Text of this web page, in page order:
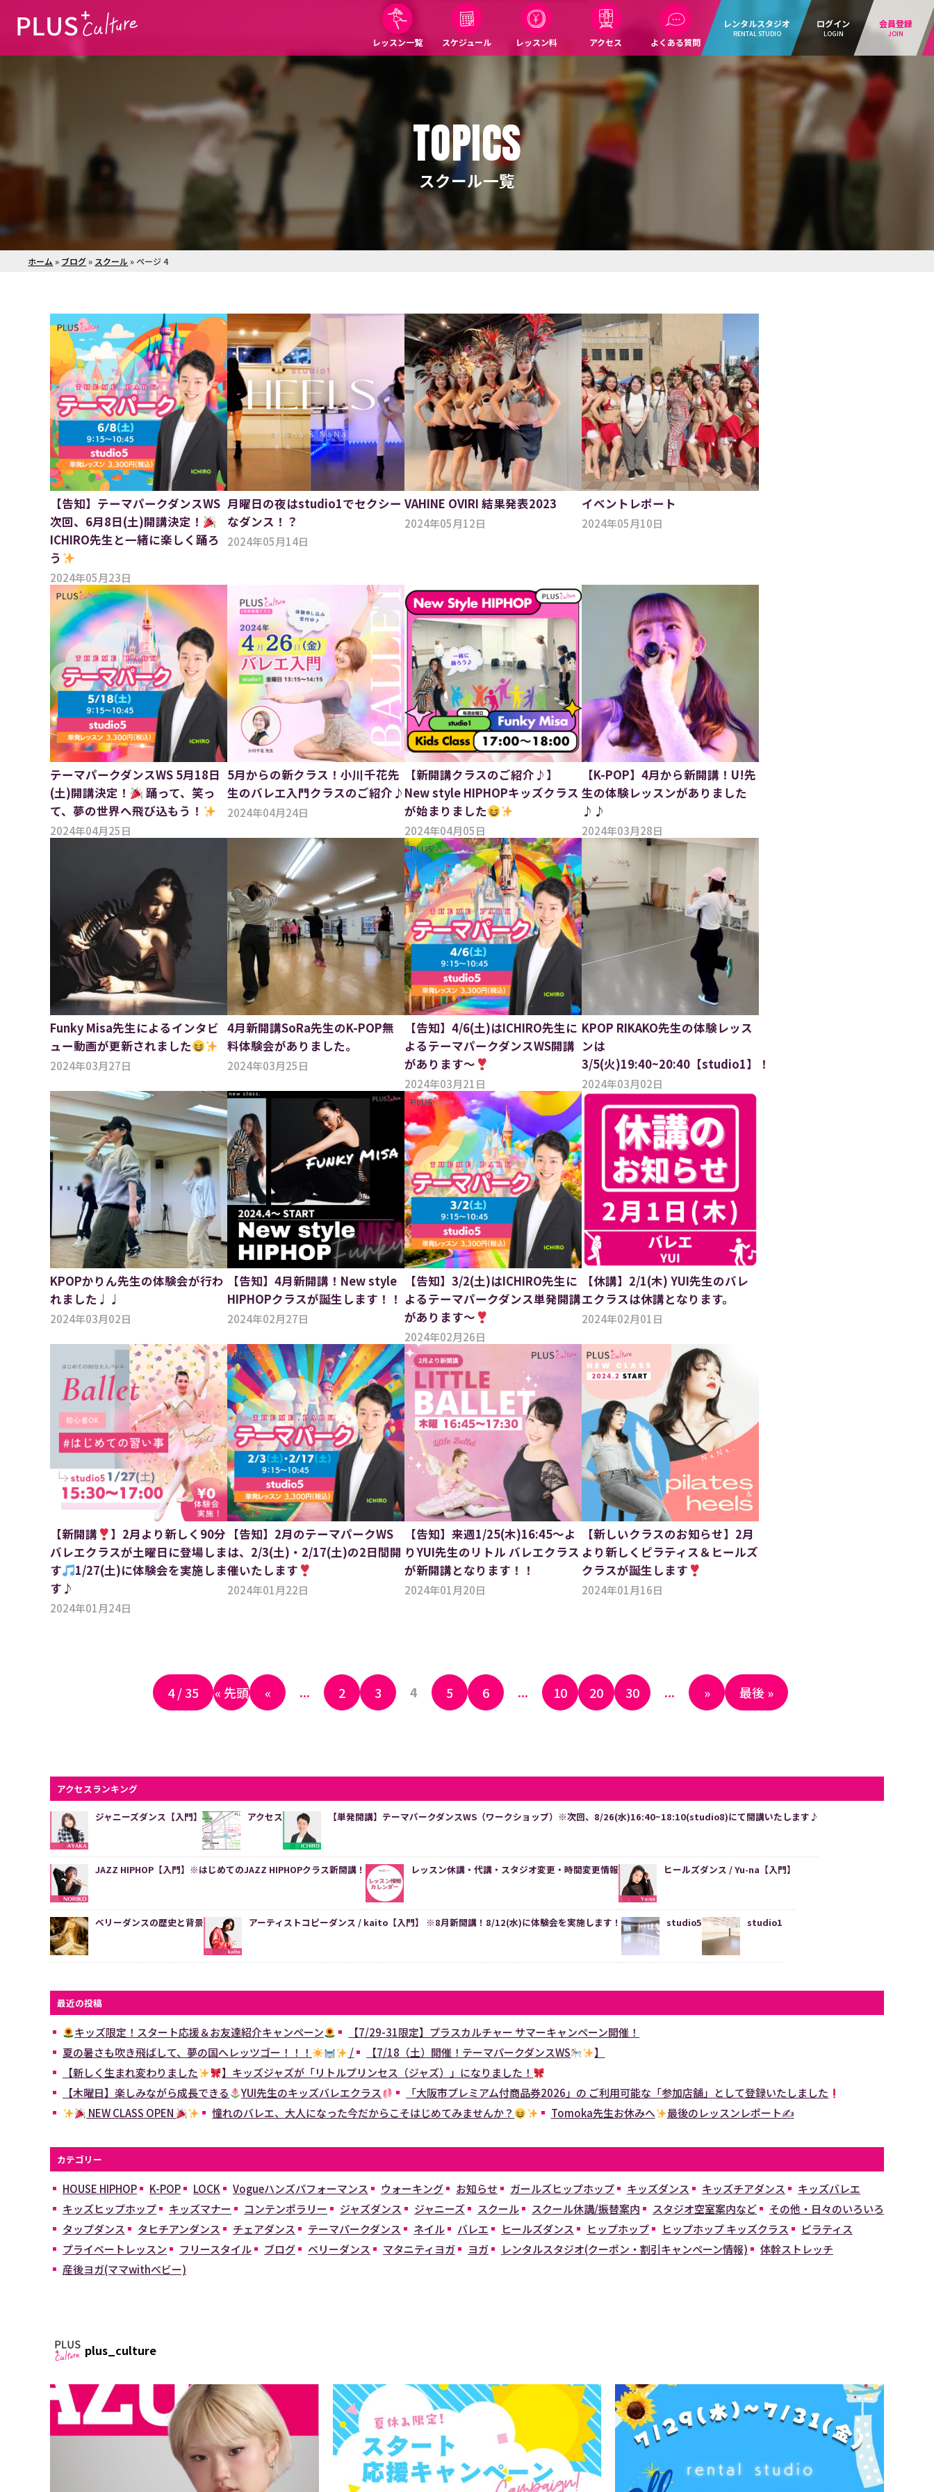
レッスン一覧 スケジュール レッスン料 アクセス よくある質問
レンタルスタジオ
RENTAL STUDIO
ログイン
LOGIN
会員登録
JOIN
TOPICS
スクール一覧
ホーム » ブログ» スクール » ページ 4
【告知】テーマパークダンスWS
次回、6月8日(土)開講決定！
ICHIRO先生と一緒に楽しく踊ろ
う
2024年05月23日
月曜日の夜はstudio1でセクシー
なダンス！？
2024年05月14日
VAHINE OVIRI 結果発表2023
2024年05月12日
イベントレポート
2024年05月10日
テーマパークダンスWS 5月18日
(土)開講決定！
踊って、笑っ
て、夢の世界へ飛び込もう！
2024年04月25日
5月からの新クラス！小川千花先
生のバレエ入門クラスのご紹介♪
2024年04月24日
【新開講クラスのご紹介♪】
New style HIPHOPキッズクラス
が始まりました
2024年04月05日
【K-POP】4月から新開講！U!先
生の体験レッスンがありました
♪♪
2024年03月28日
Funky Misa先生によるインタビ
ュー動画が更新されました
2024年03月27日
4月新開講SoRa先生のK-POP無
料体験会がありました。
2024年03月25日
【告知】4/6(土)はICHIRO先生に
よるテーマパークダンスWS開講
があります〜
2024年03月21日
KPOP RIKAKO先生の体験レッス
ンは
3/5(火)19:40~20:40【studio1】！
2024年03月02日
KPOPかりん先生の体験会が行わ
れました♩♩
2024年03月02日
【告知】4月新開講！New style
HIPHOPクラスが誕生します！！
2024年02月27日
【告知】3/2(土)はICHIRO先生に
よるテーマパークダンス単発開講
があります〜
2024年02月26日
【休講】2/1(木) YUI先生のバレ
エクラスは休講となります。
2024年02月01日
【新開講
】2月より新しく90分
バレエクラスが土曜日に登場しま
す
1/27(土)に体験会を実施しま
す♪
2024年01月24日
【告知】2月のテーマパークWS
は、2/3(土)・2/17(土)の2日間開
催いたします
2024年01月22日
【告知】来週1/25(木)16:45〜よ
りYUI先生のリトル バレエクラス
が新開講となります！！
2024年01月20日
【新しいクラスのお知らせ】2月
より新しくピラティス＆ヒールズ
クラスが誕生します
2024年01月16日
4 / 35 « 先頭 « ... 2 3 4 5 6 ... 10 20 30 ... » 最後 »
アクセスランキング
ジャニーズダンス【入門】 アクセス 【単発開講】テーマパークダンスWS（ワークショップ）※次回、8/26(水)16:40~18:10(studio8)にて開講いたします♪
JAZZ HIPHOP【入門】※はじめてのJAZZ HIPHOPクラス新開講！ レッスン休講・代講・スタジオ変更・時間変更情報 ヒールズダンス / Yu-na【入門】
ベリーダンスの歴史と背景 アーティストコピーダンス / kaito【入門】 ※8月新開講！8/12(水)に体験会を実施します！ studio5 studio1
最近の投稿
キッズ限定！スタート応援＆お友達紹介キャンペーン
【7/29-31限定】プラスカルチャー サマーキャンペーン開催！
夏の暑さも吹き飛ばして、夢の国へレッツゴー！！！
/ 【7/18（土）開催！テーマパークダンスWS
】
【新しく生まれ変わりました
】キッズジャズが「リトルプリンセス（ジャズ）」になりました！
【木曜日】楽しみながら成長できる
YUI先生のキッズバレエクラス
「大阪市プレミアム付商品券2026」の ご利用可能な「参加店舗」として登録いたしました
NEW CLASS OPEN
憧れのバレエ、大人になった今だからこそはじめてみませんか？ Tomoka先生お休みへ 最後のレッスンレポート✍
カテゴリー
HOUSE HIPHOP K-POP LOCK Vogueハンズパフォーマンス ウォーキング お知らせ ガールズヒップホップ キッズダンス キッズチアダンス
キッズバレエ
キッズヒップホップ
キッズマナー コンテンポラリー ジャズダンス ジャニーズ スクール スクール休講/振替案内 スタジオ空室案内など
その他・日々のいろいろ
タップダンス
タヒチアンダンス チェアダンス テーマパークダンス ネイル バレエ ヒールズダンス ヒップホップ ヒップホップ キッズクラス
ピラティス
プライベートレッスン
フリースタイル ブログ ベリーダンス マタニティヨガ ヨガ レンタルスタジオ(クーポン・割引キャンペーン情報)
体幹ストレッチ
産後ヨガ(ママwithベビー)
plus_culture